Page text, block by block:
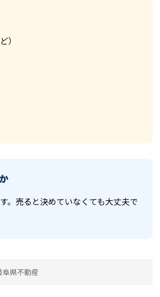
）
。売ると決めていなくても大丈夫で
阜県不動産